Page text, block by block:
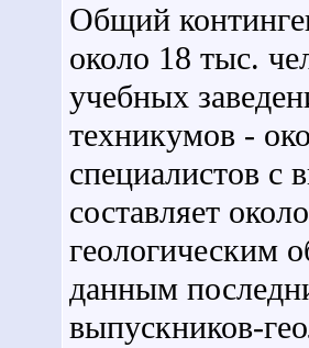
Общий
около 18 тыс.
учебных
техникумов -
специалистов с
составляет
геологическим
данным
выпускников-